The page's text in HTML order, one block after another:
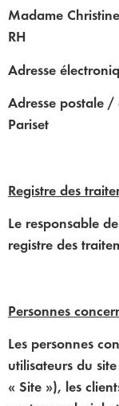
Madame
RH
Adresse
Adresse postale /
Pariset
Registre des
Le responsable
registre des
Personnes
Les personnes
utilisateurs du
« Site »), les